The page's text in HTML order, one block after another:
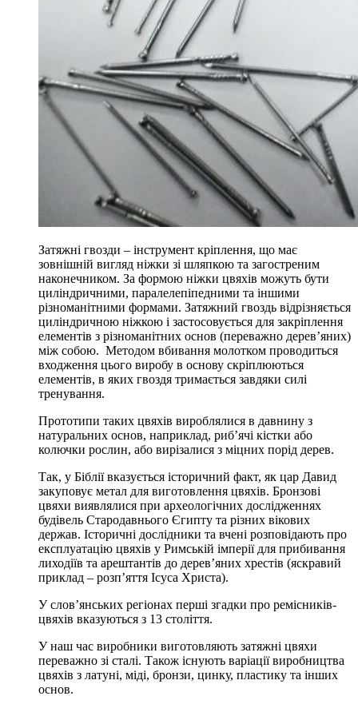
Затяжні гвозди – інструмент кріплення, що має
зовнішній вигляд ніжки зі шляпкою та загостреним
наконечником. За формою ніжки цвяхів можуть бути
циліндричними, паралелепіпедними та іншими
різноманітними формами. Затяжний гвоздь відрізняється
циліндричною ніжкою і застосовується для закріплення
елементів з різноманітних основ (переважно дерев’яних)
між собою. Методом вбивання молотком проводиться
входження цього виробу в основу скріплюються
елементів, в яких гвоздя тримається завдяки силі
тренування.
Прототипи таких цвяхів вироблялися в давнину з
натуральних основ, наприклад, риб’ячі кістки або
колючки рослин, або вирізалися з міцних порід дерев.
Так, у Біблії вказується історичний факт, як цар Давид
закуповує метал для виготовлення цвяхів. Бронзові
цвяхи виявлялися при археологічних дослідженнях
будівель Стародавнього Єгипту та різних вікових
держав. Історичні дослідники та вчені розповідають про
експлуатацію цвяхів у Римській імперії для прибивання
лиходіїв та арештантів до дерев’яних хрестів (яскравий
приклад – розп’яття Ісуса Христа).
У слов’янських регіонах перші згадки про ремісників-
цвяхів вказуються з 13 століття.
У наш час виробники виготовляють затяжні цвяхи
переважно зі сталі. Також існують варіації виробництва
цвяхів з латуні, міді, бронзи, цинку, пластику та інших
основ.